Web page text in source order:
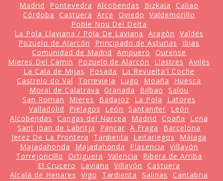
Madrid Pontevedra Alcobendas Bizkaia
Caliao
Córdoba
Castuera Arce Oviedo
Valdemorillo
Poble Nou Del Delta
La Pola Llaviana / Pola De Laviana
Aragón
Valdés
Pozuelo de Alarcón
Principado de Asturias
Ibias
Comunidad de Madrid
Ampuero
Ourense
Mieres Del Camin
Pozuelo de Alarcón Llastres
Avilés
La Cala de Mijas
Posada
La Revuelta'l Coche
Castrelo do Val
Torrevieja Lugo Moaña
Huesca
Moral de Calatrava
Granada Bilbao
Salou
San Roman
Mieres Badajoz La Pola
Latores
Valladolid
Piélagos León Santander
León
Alcobendas
Cangas del Narcea Madrid Coaña
Lena
Sant Joan de Labritja
Pancar A Fraga
Barcelona
Jerez De La Frontera
Tardienta Leitariegos
Málaga
Majadahonda
Majadahonda Plasencia
Villayón
Torrejoncillo
Ortiguera Valencia
Ribera de Arriba
El Crucero
Laviana Villayón
Castuera
Alcalá de Henares
Vigo Tardienta Salinas
Cantabria